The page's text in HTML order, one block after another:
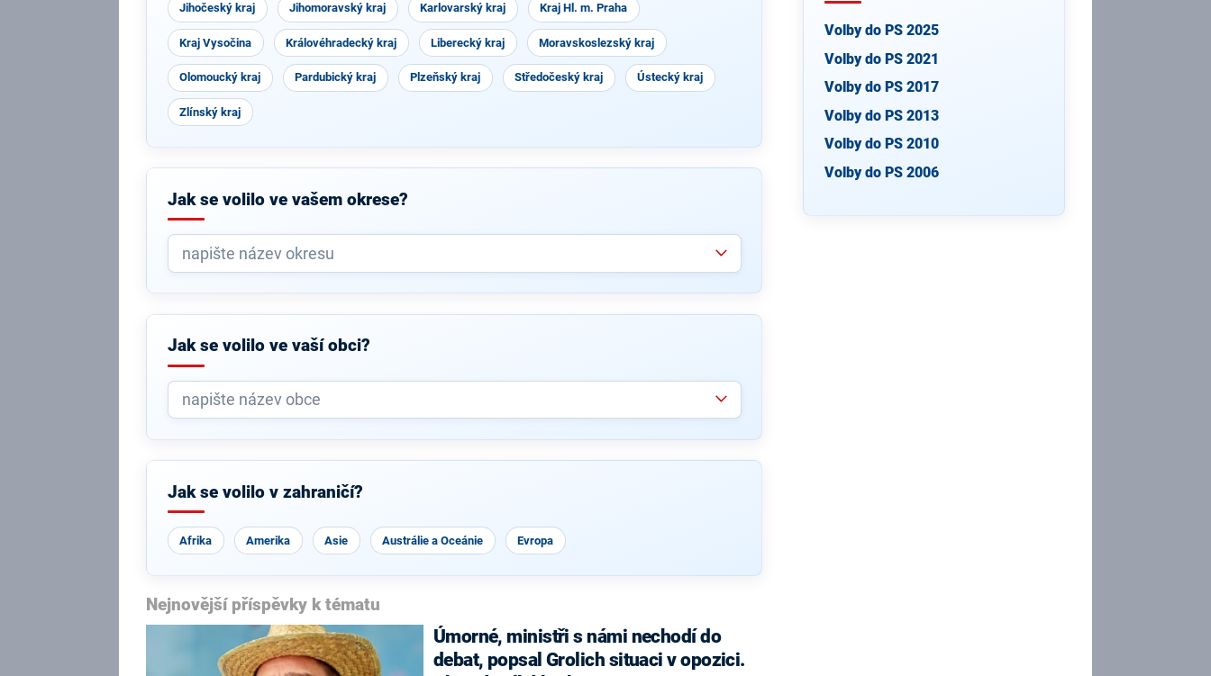
Jihočeský kraj Jihomoravský kraj Karlovarský kraj Kraj Hl. m. Praha
Kraj Vysočina Královéhradecký kraj Liberecký kraj Moravskoslezský kraj
Olomoucký kraj Pardubický kraj Plzeňský kraj Středočeský kraj Ústecký kraj
Zlínský kraj
Jak se volilo ve vašem okrese?
Jak se volilo ve vaší obci?
Jak se volilo v zahraničí?
Afrika Amerika Asie Austrálie a Oceánie Evropa
Nejnovější příspěvky k tématu
Úmorné, ministři s námi nechodí do
debat, popsal Grolich situaci v opozici.
Volby do PS 2025
Volby do PS 2021
Volby do PS 2017
Volby do PS 2013
Volby do PS 2010
Volby do PS 2006